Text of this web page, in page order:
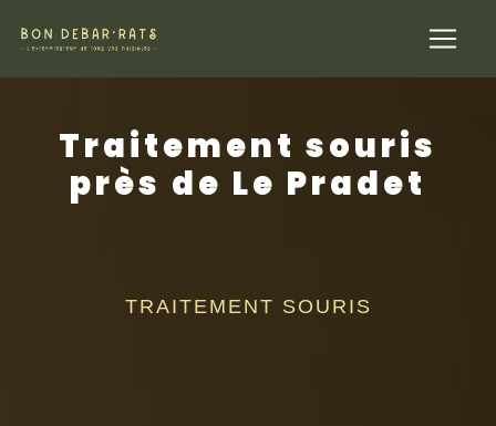
Traitement souris
près de Le Pradet
TRAITEMENT SOURIS